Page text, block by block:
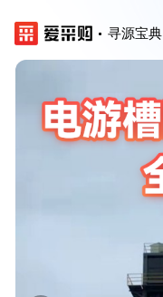
寻源宝典